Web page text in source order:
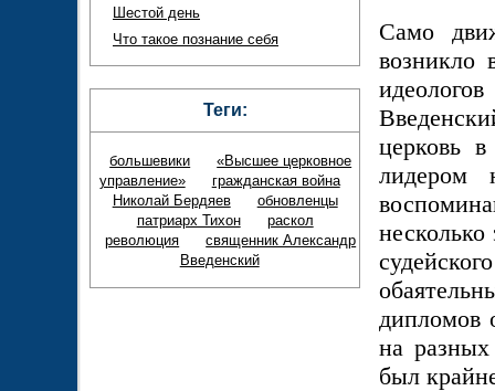
Само
возникло
церковь
лидером
дипломов
на
был
Шестой день
Что такое познание себя
Теги:
большевики
«Высшее церковное
управление»
гражданская война
Николай Бердяев
обновленцы
патриарх Тихон
раскол
революция
священник Александр
Введенский